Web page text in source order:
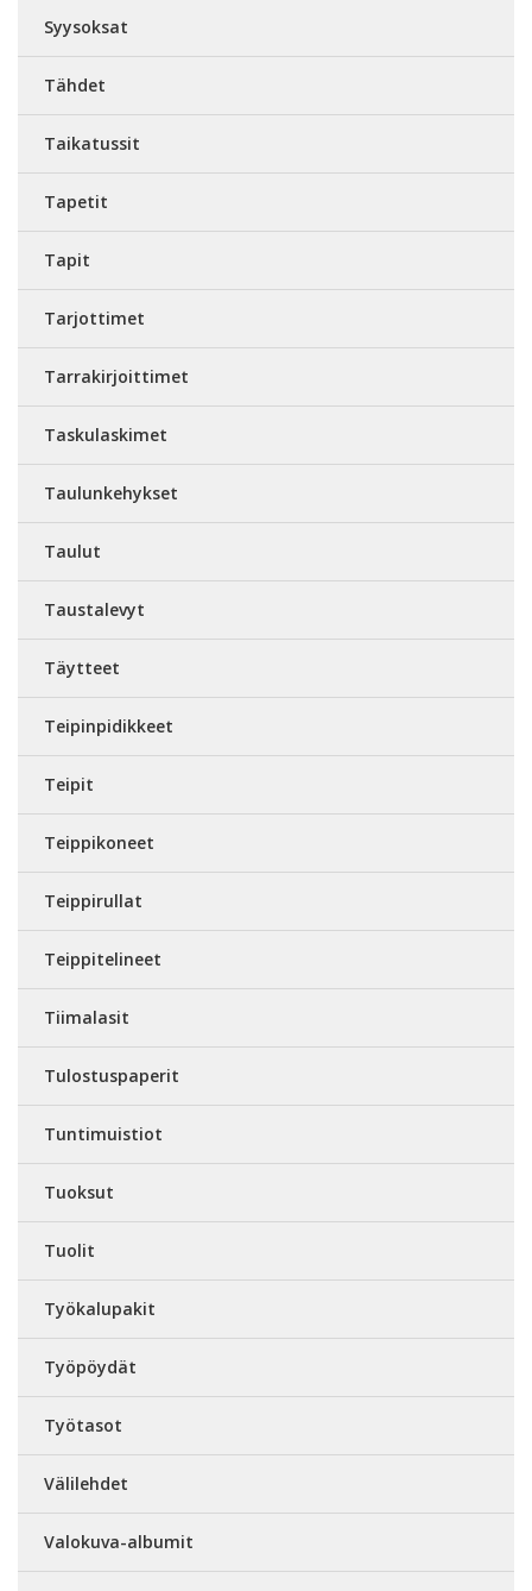
Syysoksat
Tähdet
Taikatussit
Tapetit
Tapit
Tarjottimet
Tarrakirjoittimet
Taskulaskimet
Taulunkehykset
Taulut
Taustalevyt
Täytteet
Teipinpidikkeet
Teipit
Teippikoneet
Teippirullat
Teippitelineet
Tiimalasit
Tulostuspaperit
Tuntimuistiot
Tuoksut
Tuolit
Työkalupakit
Työpöydät
Työtasot
Välilehdet
Valokuva-albumit